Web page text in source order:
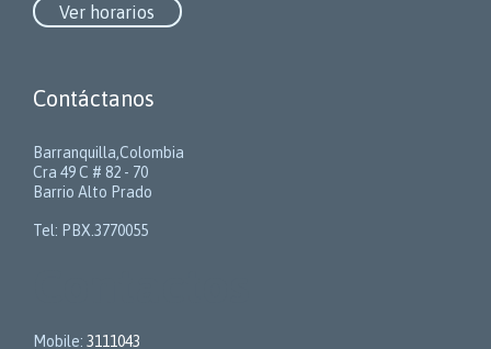
Ver horarios
Contáctanos
Barranquilla,Colombia
Cra 49 C # 82 - 70
Barrio Alto Prado
Tel: PBX.3770055
Mobile: 3111043